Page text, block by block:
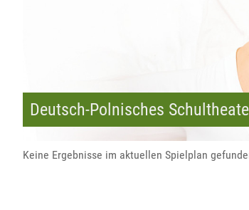
Deutsch-Polnisches
Keine Ergebnisse im aktuellen Spielplan